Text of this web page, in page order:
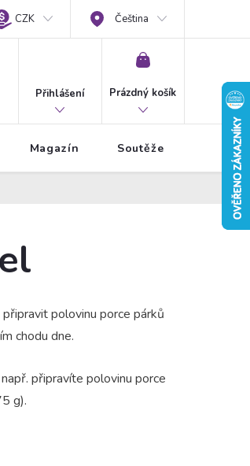
CZK Čeština
Přihlášení
NÁKUPNÍ
Prázdný košík
Magazín Soutěže
polovinu porce párků
chodu dne.
připravíte polovinu porce
g).